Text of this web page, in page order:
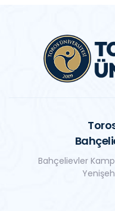
Bahçelievler